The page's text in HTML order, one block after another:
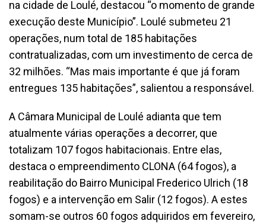
na cidade de Loulé, destacou “o momento de grande
execução deste Município”. Loulé submeteu 21
operações, num total de 185 habitações
contratualizadas, com um investimento de cerca de
32 milhões. “Mas mais importante é que já foram
entregues 135 habitações”, salientou a responsável.
A Câmara Municipal de Loulé adianta que tem
atualmente várias operações a decorrer, que
totalizam 107 fogos habitacionais. Entre elas,
destaca o empreendimento CLONA (64 fogos), a
reabilitação do Bairro Municipal Frederico Ulrich (18
fogos) e a intervenção em Salir (12 fogos). A estes
somam-se outros 60 fogos adquiridos em fevereiro,